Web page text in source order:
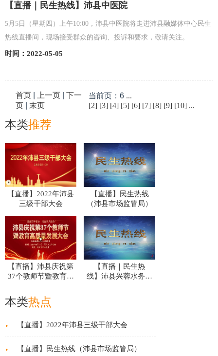
【直播｜民生热线】沛县中医院
5月5日（星期四）上午10:00，沛县中医院将走进沛县融媒体中心民生
热线直播间，现场接受群众的咨询、投诉和要求，敬请关注。
时间：2022-05-05
首页| 上一页| 下一
页| 末页
当前页：6 ...
[2] [3] [4] [5] [6] [7] [8] [9] [10] ...
本类推荐
【直播】2022年沛县
三级干部大会
【直播】民生热线
（沛县市场监管局）
【直播】沛县庆祝第
37个教师节暨教育高
【直播｜民生热
线】 沛县兴蓉水务发
本类热点
· 【直播】2022年沛县三级干部大会
· 【直播】民生热线（沛县市场监管局）